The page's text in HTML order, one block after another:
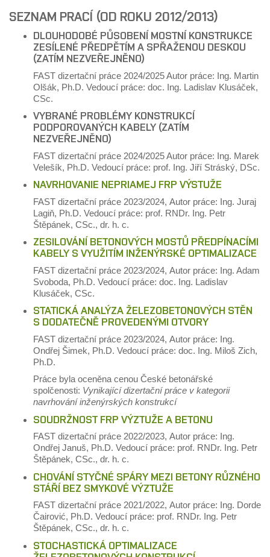
SEZNAM PRACÍ (OD ROKU 2012/2013)
DLOUHODOBÉ PŮSOBENÍ MOSTNÍ KONSTRUKCE
ZESÍLENÉ PŘEDPĚTÍM A SPŘAŽENOU DESKOU
(ZATÍM NEZVEŘEJNĚNO)
FAST dizertační práce 2024/2025 Autor práce: Ing. Martin
Olšák, Ph.D. Vedoucí práce: doc. Ing. Ladislav Klusáček,
CSc.
VYBRANÉ PROBLÉMY KONSTRUKCÍ
PODPOROVANÝCH KABELY (ZATÍM
NEZVEŘEJNĚNO)
FAST dizertační práce 2024/2025 Autor práce: Ing. Marek
Velešík, Ph.D. Vedoucí práce: prof. Ing. Jiří Stráský, DSc.
NAVRHOVANIE NEPRIAMEJ FRP VÝSTUŽE
FAST dizertační práce 2023/2024, Autor práce: Ing. Juraj
Lagiň, Ph.D. Vedoucí práce: prof. RNDr. Ing. Petr
Štěpánek, CSc., dr. h. c.
ZESILOVÁNÍ BETONOVÝCH MOSTŮ PŘEDPÍNACÍMI
KABELY S VYUŽITÍM INŽENÝRSKÉ OPTIMALIZACE
FAST dizertační práce 2023/2024, Autor práce: Ing. Adam
Svoboda, Ph.D. Vedoucí práce: doc. Ing. Ladislav
Klusáček, CSc.
STATICKÁ ANALÝZA ŽELEZOBETONOVÝCH STĚN
S DODATEČNĚ PROVEDENÝMI OTVORY
FAST dizertační práce 2023/2024, Autor práce: Ing.
Ondřej Šimek, Ph.D. Vedoucí práce: doc. Ing. Miloš Zich,
Ph.D.
Práce byla oceněna cenou České betonářské
spolčenosti: Vynikající dizertační práce v kategorii
navrhování inženýrských konstrukcí
SOUDRŽNOST FRP VÝZTUŽE A BETONU
FAST dizertační práce 2022/2023, Autor práce: Ing.
Ondřej Januš, Ph.D. Vedoucí práce: prof. RNDr. Ing. Petr
Štěpánek, CSc., dr. h. c.
CHOVÁNÍ STYČNÉ SPÁRY MEZI BETONY RŮZNÉHO
STÁŘÍ BEZ SMYKOVÉ VÝZTUŽE
FAST dizertační práce 2021/2022, Autor práce: Ing. Dorde
Čairović, Ph.D. Vedoucí práce: prof. RNDr. Ing. Petr
Štěpánek, CSc., dr. h. c.
STOCHASTICKÁ OPTIMALIZACE